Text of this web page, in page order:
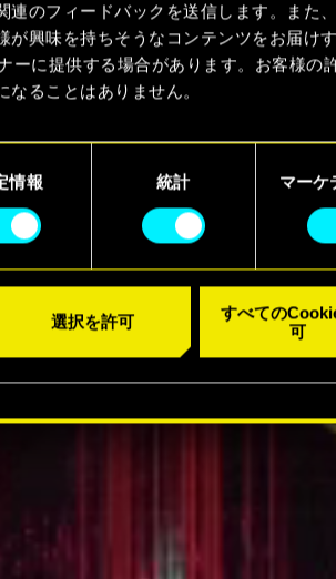
連のフィードバックを送信します。また
が興味を持ちそうなコンテンツをお届け
ーに提供する場合があります。お客様の
なることはありません。
マンスの変更点に関する詳細は、下記の
情報 統計 マーケ
選択を許可
すべての
可